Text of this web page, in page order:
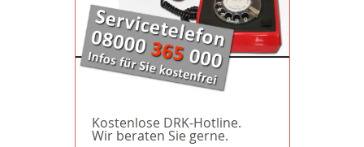
Kostenlose DRK-Hotline.
Wir beraten Sie gerne.